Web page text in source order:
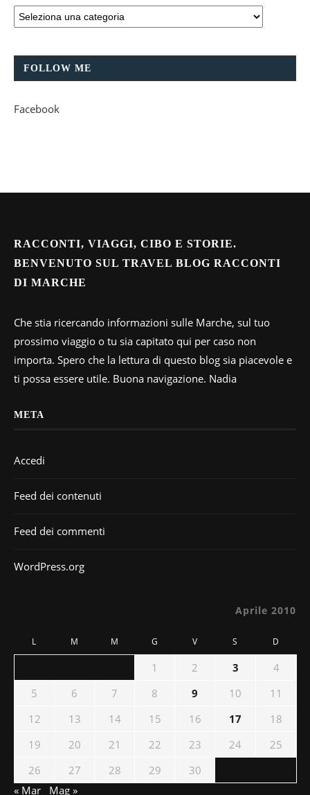
FOLLOW ME
Facebook
RACCONTI, VIAGGI, CIBO E STORIE.
BENVENUTO SUL TRAVEL BLOG RACCONTI
DI MARCHE
Che stia ricercando informazioni sulle Marche, sul tuo
prossimo viaggio o tu sia capitato qui per caso non
importa. Spero che la lettura di questo blog sia piacevole e
ti possa essere utile. Buona navigazione. Nadia
META
Accedi
Feed dei contenuti
Feed dei commenti
WordPress.org
Aprile 2010
L M M G V S D
1 2 3
4
5
6 7 8 9 10
11
12
13 14 15 16 17
18
19
20 21 22 23 24
25
26
27 28 29
30
« Mar
Mag »